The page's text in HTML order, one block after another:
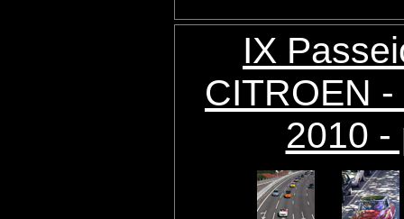
IX
CITROEN
2010 -